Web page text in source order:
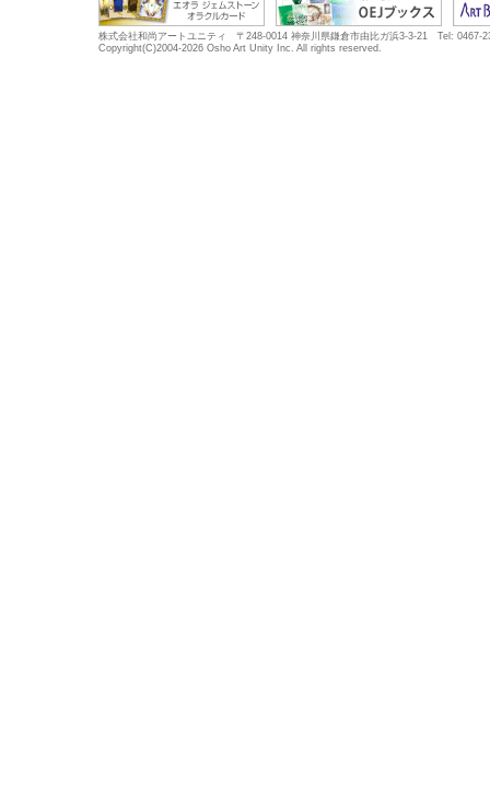
株式会社和尚アートユニティ 〒248-0014 神奈川県鎌倉市由比ガ浜3-3-21 Tel: 0467-
Copyright(C)2004-2026 Osho Art Unity Inc. All rights reserved.